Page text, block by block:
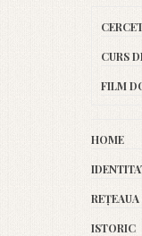
CURS
FILM
HOME
ISTORIC